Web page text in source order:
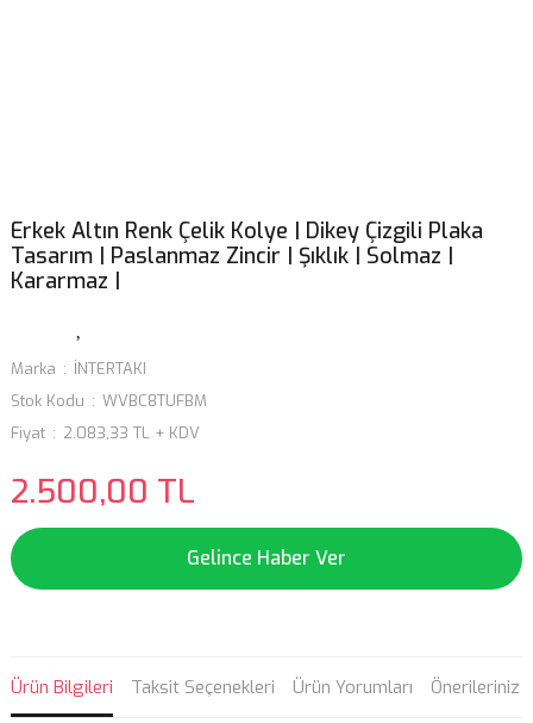
Erkek Altın Renk Çelik Kolye | Dikey Çizgili Plaka
Tasarım | Paslanmaz Zincir | Şıklık | Solmaz |
Kararmaz |
Marka
İNTERTAKI
Stok Kodu
WVBC8TUFBM
Fiyat
2.083,33 TL + KDV
2.500,00 TL
Gelince Haber Ver
Ürün Bilgileri Taksit Seçenekleri Ürün Yorumları Önerileriniz